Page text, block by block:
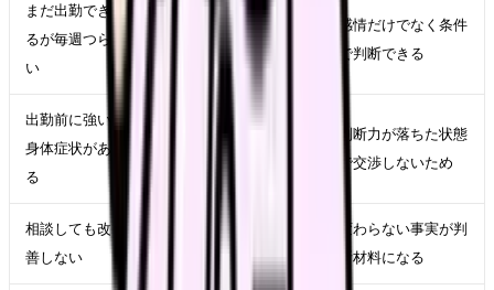
まだ出勤でき
るが毎週つら
い
記録、相談、求人比較
を並行する
感情だけでなく条件
で判断できる
出勤前に強い
身体症状があ
る
先を優先する
判断力が落ちた状態
で交渉しないため
相談しても改
善しない
在職転職や退職準備を
変わらない事実が判
断材料になる